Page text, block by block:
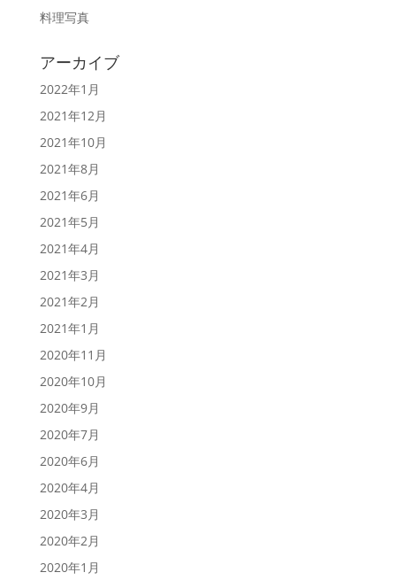
料理写真
アーカイブ
2022年1月
2021年12月
2021年10月
2021年8月
2021年6月
2021年5月
2021年4月
2021年3月
2021年2月
2021年1月
2020年11月
2020年10月
2020年9月
2020年7月
2020年6月
2020年4月
2020年3月
2020年2月
2020年1月